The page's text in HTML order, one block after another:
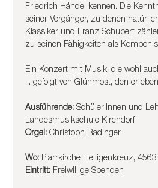
Friedrich Händel kennen. Die
seiner Vorgänger, zu denen
Klassiker und Franz Schubert
zu seinen Fähigkeiten als
Ein Konzert mit Musik, die wohl
... gefolgt von Glühmost, den er
Ausführende: Schüler:innen und
Landesmusikschule Kirchdorf
Orgel: Christoph Radinger
Wo: Pfarrkirche Heiligenkreuz,
Eintritt: Freiwillige Spenden